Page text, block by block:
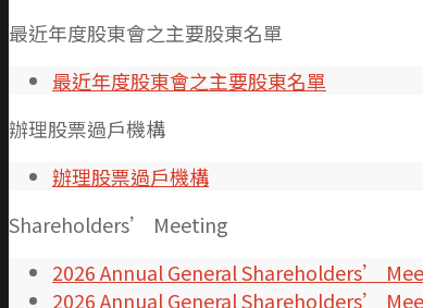
最近年度股東會之主要股東名單
最近年度股東會之主要股東名單
辦理股票過戶機構
辦理股票過戶機構
Shareholders’ Meeting
2026 Annual General Shareholders’
2026 Annual General Shareholders’